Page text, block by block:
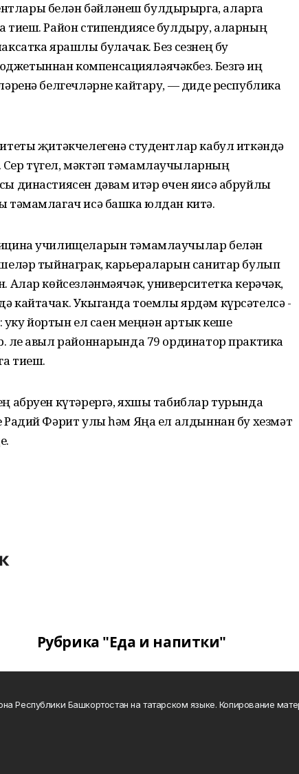
белән бәйләнеш булдырырга, аларга
тиеш. Район стипендиясе булдыру, аларның
ярашлы булачак. Без сезнең бу
компенсацияләячәкбез. Безгә иң
белгечләрне кайтару, — диде республика
җитәкчелегенә студентлар кабул иткәндә
түгел, мәктәп тәмамлаучыларның
династиясен дәвам итәр өчен яисә абруйлы
тәмамлагач исә башка юлдан китә.
училищеларын тәмамлаучылар белән
тыйнаграк, карьераларын санитар булып
көйсезләнмәячәк, университетка керәчәк,
кайтачак. Укыганда тоемлы ярдәм күрсәтелсә -
уку йортын ел саен меңнән артык кеше
авыл районнарында 79 ординатор практика
тиеш.
абруен күтәрергә, яхшы табиблар турында
Радий Фәрит улы һәм Яңа ел алдыннан бу хезмәт
Рубрика "Еда и напитки"
Республики Башкортостан на татарском языке. Копирование